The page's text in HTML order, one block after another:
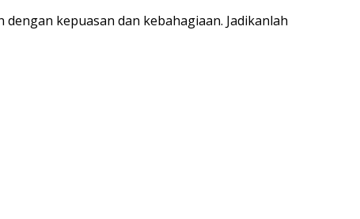
kepuasan dan kebahagiaan. Jadikanlah